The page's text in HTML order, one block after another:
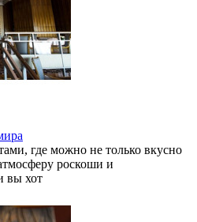
где можно не только вкусно
роскоши и
вы хот